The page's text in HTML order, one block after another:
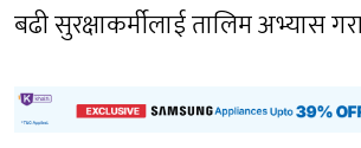
बढी सुरक्षाकर्मीलाई तालिम अभ्यास